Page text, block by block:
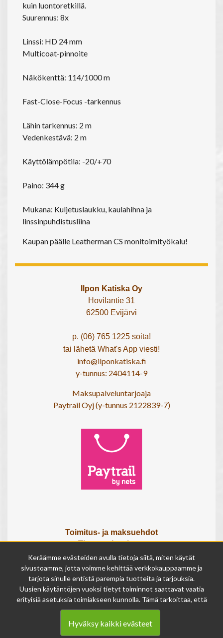
kuin luontoretkillä.
Suurennus: 8x
Linssi: HD 24 mm
Multicoat-pinnoite
Näkökenttä: 114/1000 m
Fast-Close-Focus -tarkennus
Lähin tarkennus: 2 m
Vedenkestävä: 2 m
Käyttölämpötila: -20/+70
Paino: 344 g
Mukana: Kuljetuslaukku, kaulahihna ja
linssinpuhdistusliina
Kaupan päälle Leatherman CS monitoimityökalu!
Ilpon Katiska Oy
Hovilantie 31
62500 Evijärvi
p. (06) 765 1225 soita!
tai lähetä What's App viesti!
info@ilponkatiska.fi
y-tunnus: 2404114-9
Maksupalveluntarjoaja
Paytrail Oyj (y-tunnus 2122839-7)
Toimitus- ja maksuehdot
Tietosuojaseloste
Tietoa meistä
Osta lahjakortti
Tilauksen peruutuslomake
Olemme avoinna
ma - pe 9 - 17
la 9 - 14
su suljettu
Keräämme evästeiden avulla tietoja siitä, miten käytät
sivustoamme, jotta voimme kehittää verkkokauppaamme ja
tarjota sinulle entistä parempia tuotteita ja tarjouksia.
Uusien käytäntöjen vuoksi tietyt toiminnot saattavat vaatia
erityisiä asetuksia toimiakseen kunnolla. Tämä tarkoittaa, että
joissakin tapauksissa anonymisoidut tiedot voivat kertyä,
vaikka olisit kieltänyt evästeiden käytön. Näitä tietoja
käytetään ainoastaan palvelumme parantamiseen, eikä niistä
Hyväksy kaikki evästeet